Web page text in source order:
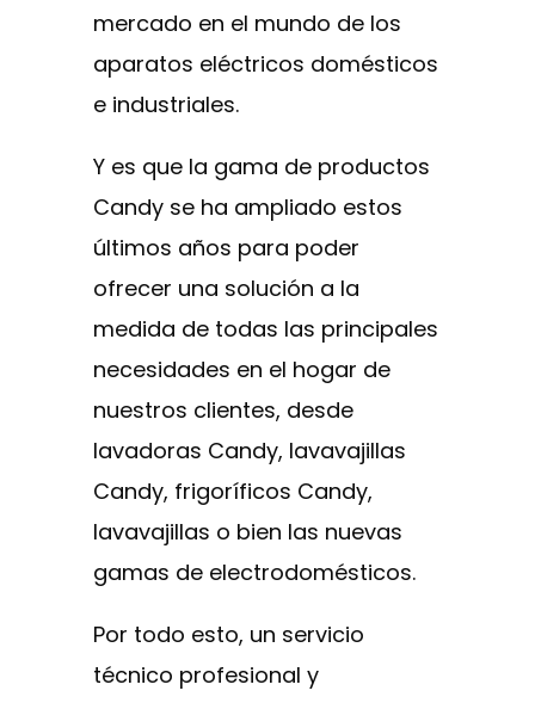
mercado en el mundo de los
aparatos eléctricos domésticos
e industriales.
Y es que la gama de productos
Candy se ha ampliado estos
últimos años para poder
ofrecer una solución a la
medida de todas las principales
necesidades en el hogar de
nuestros clientes, desde
lavadoras Candy, lavavajillas
Candy, frigoríficos Candy,
lavavajillas o bien las nuevas
gamas de electrodomésticos.
Por todo esto, un servicio
técnico profesional y